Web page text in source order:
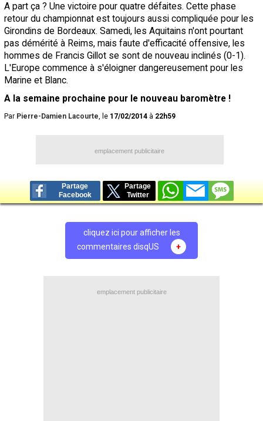
A part ça ? Une victoire pour quatre défaites. Cette phase
retour du championnat est toujours aussi compliquée pour les
Girondins de Bordeaux. Samedi, les Aquitains n'ont pourtant
pas démérité à Reims, mais faute d'efficacité offensive, les
hommes de Francis Gillot se sont de nouveau inclinés (0-1).
L'Europe commence à s'éloigner dangereusement pour les
Marine et Blanc.
A la semaine prochaine pour le nouveau baromètre !
Par Pierre-Damien Lacourte, le 17/02/2014 à 22h59
emplacement publicitaire
Partage
Facebook
Partage
Twitter
cliquez ici pour afficher les
commentaires disqUS
+
emplacement publicitaire